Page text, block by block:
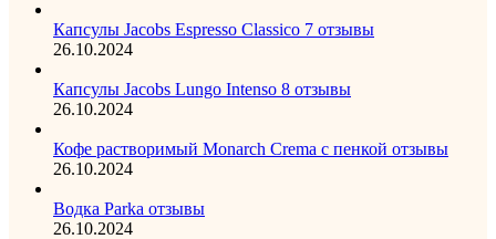
Капсулы Jacobs Espresso Classico 7 отзывы
26.10.2024
Капсулы Jacobs Lungo Intenso 8 отзывы
26.10.2024
Кофе растворимый Monarch Crema с пенкой отзывы
26.10.2024
Водка Parka отзывы
26.10.2024